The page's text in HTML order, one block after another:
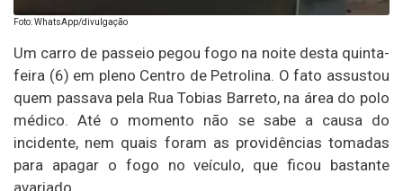
Foto: WhatsApp/divulgação
Um carro de passeio pegou fogo na noite desta quinta-
feira (6) em pleno Centro de Petrolina. O fato assustou
quem passava pela Rua Tobias Barreto, na área do polo
médico. Até o momento não se sabe a causa do
incidente, nem quais foram as providências tomadas
para apagar o fogo no veículo, que ficou bastante
avariado.